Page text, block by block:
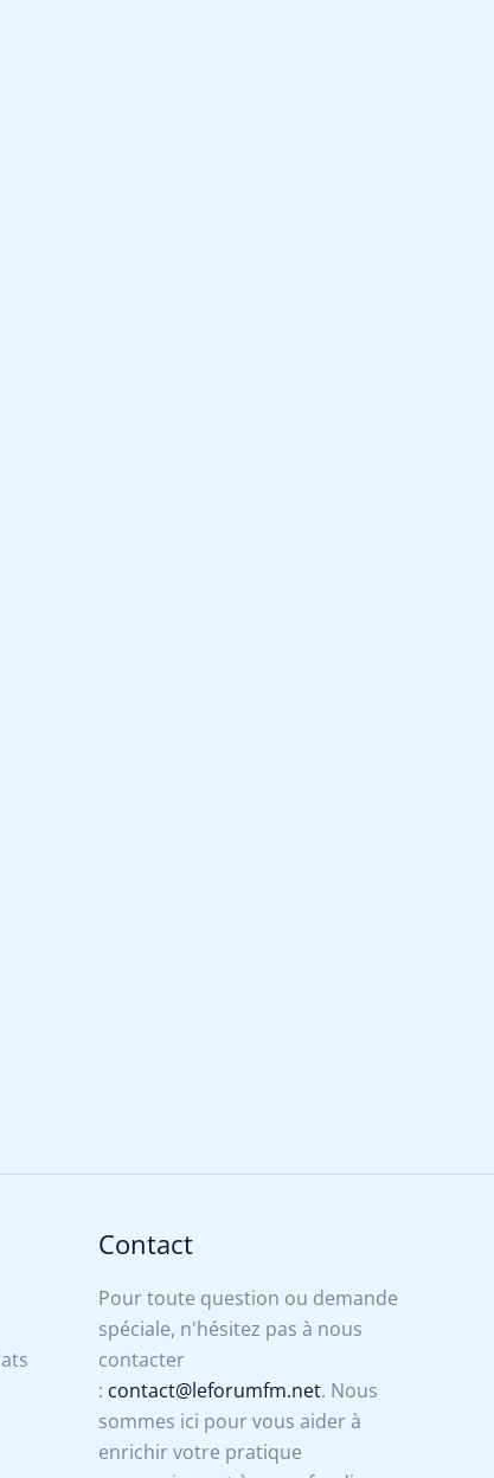
Contact
Pour toute question ou demande
spéciale, n'hésitez pas à nous
contacter
: contact@leforumfm.net. Nous
sommes ici pour vous aider à
enrichir votre pratique